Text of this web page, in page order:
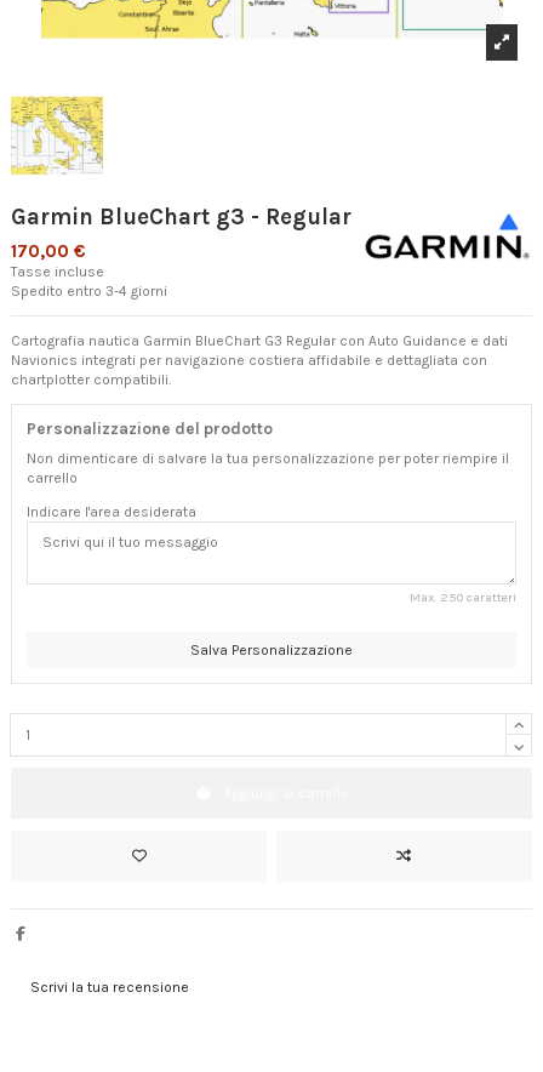
Garmin BlueChart g3 - Regular
170,00 €
Tasse incluse
Spedito entro 3-4 giorni
Cartografia nautica Garmin BlueChart G3 Regular con Auto Guidance e dati
Navionics integrati per navigazione costiera affidabile e dettagliata con
chartplotter compatibili.
Personalizzazione del prodotto
Non dimenticare di salvare la tua personalizzazione per poter riempire il
carrello
Indicare l'area desiderata
Max. 250 caratteri
Salva Personalizzazione
Scrivi la tua recensione